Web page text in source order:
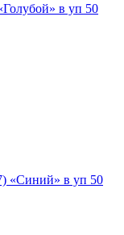
в уп 50